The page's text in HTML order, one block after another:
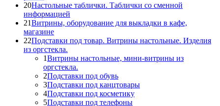
20Настольные таблички. Таблички со сменной
информацией
21Витрины, оборудование для выкладки в кафе,
магазине
22Подставки под товар. Витрины настольные. Изделия
из оргстекла.
1Витрины настольные, мини-витрины из
оргстекла.
2Подставки под обувь
3Подставки под канцтовары
4Подставки под косметику
5Подставки под телефоны